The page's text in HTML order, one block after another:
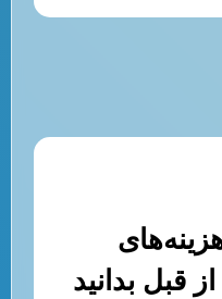
سئو 1404؛ هزینه‌های
قبل بدانید